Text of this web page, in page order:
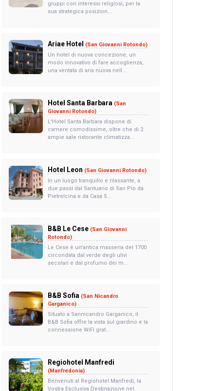
gruppi con interessi religiosi, per la
sua strategica posizion...
Ariae Hotel
(San Giovanni Rotondo)
Un hotel di nuova concezione, un
modo innovativo di fare accoglienza,
una ventata di aria nuova nell...
Hotel Santa Barbara (San
Giovanni Rotondo)
L'Hotel Santa Barbara dispone di
camere comodissime, oltre che di 2
ampie sale ristorante climatizza...
Hotel Leon (San Giovanni Rotondo)
In un luogo tranquillo e rilassante, a
due passi dal Santuario di San Pio da
Pietrelcina e da Casa S...
B&B Le Cese (San Giovanni
Rotondo)
Le Cese è un'antica masseria del 1700
circondata dal verde degli ulivi
secolari e dal profumo dei m...
B&B Sofia (San Nicandro
Garganico)
Situato a Sannicandro Garganico, il
B&B Sofia offre la vista sul giardino e la
connessione WiFi grat...
Regiohotel Manfredi
(Manfredonia)
Benvenuti al Regiohotel Manfredi, la
Vostra Esclusiva Destinazione nel